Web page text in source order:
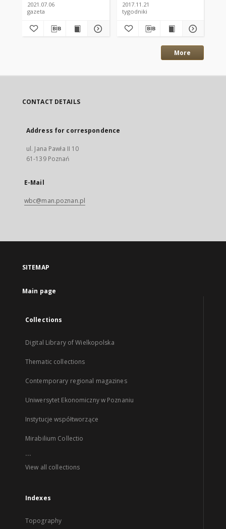
2021.07.06
gazeta
2017.11.21
tygodniki
More
CONTACT DETAILS
Address for correspondence
ul. Jana Pawła II 10
61-139 Poznań
E-Mail
wbc@man.poznan.pl
SITEMAP
Main page
Collections
Digital Library of Wielkopolska
Thematic collections
Contemporary regional magazines
Uniwersytet Ekonomiczny w Poznaniu
Instytucje współtworzące
Mirabilium Collectio
...
View all collections
Indexes
Topography